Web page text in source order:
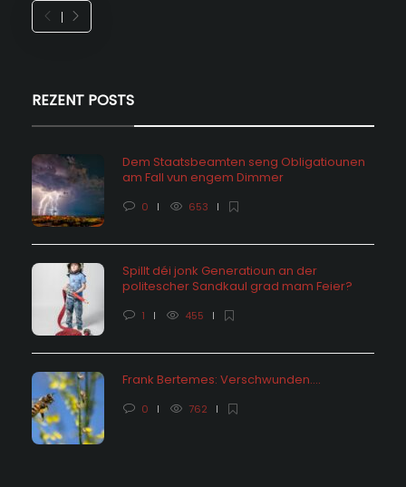
REZENT POSTS
Dem Staatsbeamten seng Obligatiounen
am Fall vun engem Dimmer
0 653
Spillt déi jonk Generatioun an der
politescher Sandkaul grad mam Feier?
1 455
Frank Bertemes: Verschwunden….
0 762